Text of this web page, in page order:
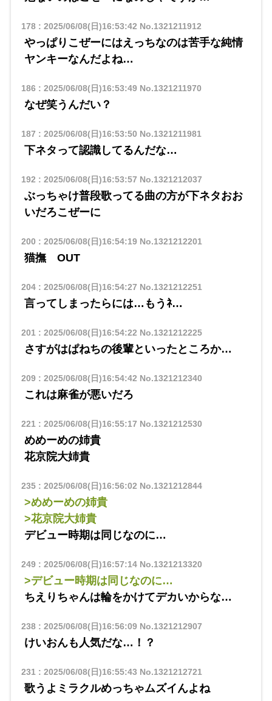
178: 2025/06/08(日)16:53:42 No.1321211912
やっぱりこぜーにはえっちなのは苦手な純情
ヤンキーなんだよね…
186 : 2025/06/08(日)16:53:49No.1321211970
なぜ笑うんだい？
187 : 2025/06/08(日)16:53:50 No.1321211981
下ネタって認識してるんだな…
192 : 2025/06/08(日)16:53:57 No.1321212037
ぶっちゃけ普段歌ってる曲の方が下ネタおお
いだろこぜーに
200 : 2025/06/08(日)16:54:19No.1321212201
猫撫 OUT
204: 2025/06/08(日)16:54:27 No.1321212251
言ってしまったらには…もうﾈ…
201: 2025/06/08(日)16:54:22 No.1321212225
さすがはぱねちの後輩といったところか…
209: 2025/06/08(日)16:54:42 No.1321212340
これは麻雀が悪いだろ
221: 2025/06/08(日)16:55:17 No.1321212530
めめーめの姉貴
花京院大姉貴
235: 2025/06/08(日)16:56:02 No.1321212844
>めめーめの姉貴
>花京院大姉貴
デビュー時期は同じなのに…
249: 2025/06/08(日)16:57:14No.1321213320
>デビュー時期は同じなのに…
ちえりちゃんは輪をかけてデカいからな…
238: 2025/06/08(日)16:56:09No.1321212907
けいおんも人気だな…！？
231: 2025/06/08(日)16:55:43 No.1321212721
歌うよミラクルめっちゃムズイんよね